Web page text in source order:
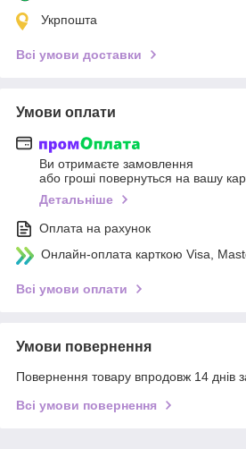
Укрпошта
Всі умови доставки
Умови оплати
Ви отримаєте замовлення
або гроші повернуться на вашу
Детальніше
Оплата на рахунок
Онлайн-оплата карткою Visa,
Всі умови оплати
Умови повернення
Повернення товару впродовж 14 днів
Всі умови повернення